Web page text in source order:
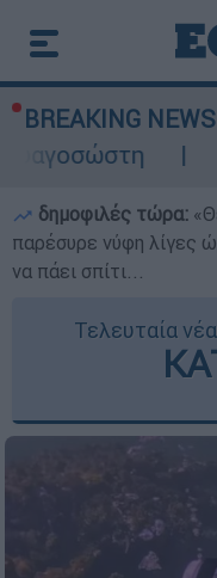
BREAKING
δημοφιλές τώρα:
παρέσυρε νύφη λίγες
να πάει σπίτι...
Τελευταία